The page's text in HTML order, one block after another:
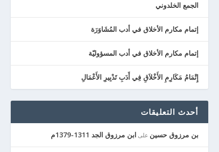
الجمع الخلدوني
إتمام مكارم الأخلاق في أدب المُشَاوَرَة
إتمام مكارم الأخلاق في أدب المسؤوليّة
إِتْمَامُ مَكَارِمِ الأَخْلاَقِ فِي أَدَبِ تَدْبِيرِ الأَعْمَالِ
أحدث التعليقات
بن مرزوق حسين على ابن مرزوق الجد 1311-1379م